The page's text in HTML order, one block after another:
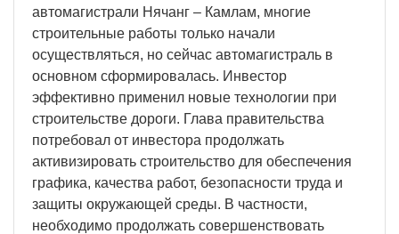
автомагистрали Нячанг – Камлам, многие
строительные работы только начали
осуществляться, но сейчас автомагистраль в
основном сформировалась. Инвестор
эффективно применил новые технологии при
строительстве дороги. Глава правительства
потребовал от инвестора продолжать
активизировать строительство для обеспечения
графика, качества работ, безопасности труда и
защиты окружающей среды. В частности,
необходимо продолжать совершенствовать